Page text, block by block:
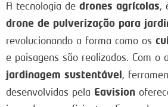
A tecnologia de drones agrícolas,
drone de pulverização para
revolucionando a forma como os
e paisagens são realizados. Com o
jardinagem sustentável,
desenvolvidas pela Eavision